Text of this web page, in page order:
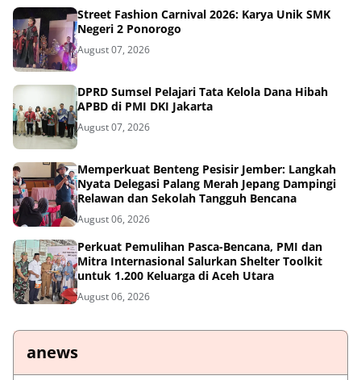
Street Fashion Carnival 2026: Karya Unik SMK
Negeri 2 Ponorogo
August 07, 2026
DPRD Sumsel Pelajari Tata Kelola Dana Hibah
APBD di PMI DKI Jakarta
August 07, 2026
Memperkuat Benteng Pesisir Jember: Langkah
Nyata Delegasi Palang Merah Jepang Dampingi
Relawan dan Sekolah Tangguh Bencana
August 06, 2026
Perkuat Pemulihan Pasca-Bencana, PMI dan
Mitra Internasional Salurkan Shelter Toolkit
untuk 1.200 Keluarga di Aceh Utara
August 06, 2026
anews